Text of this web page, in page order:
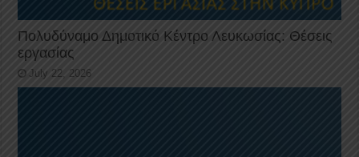
Πολυδύναμο Δημοτικό Κέντρο Λευκωσίας: Θέσεις
εργασίας
July 22, 2026